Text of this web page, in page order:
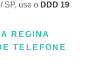
SP, use o DDD 19
REGINA
TELEFONE